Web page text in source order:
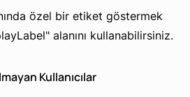
özel bir etiket göstermek
alanını kullanabilirsiniz.
Kullanıcılar